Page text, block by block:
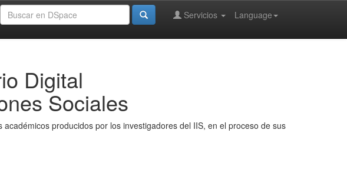
Language
Servicios
Digital
Sociales
producidos por los investigadores del IIS, en el proceso de sus